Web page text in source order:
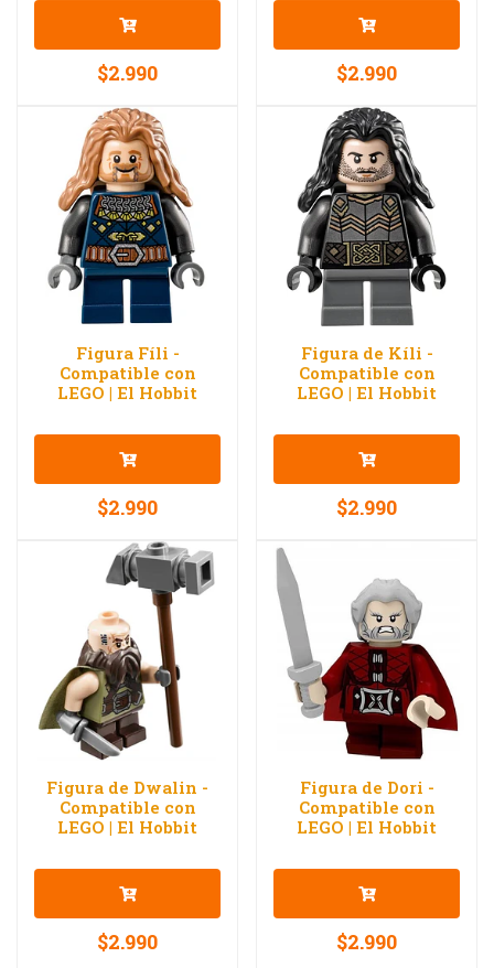
$2.990 $2.990
Figura Fíli -
Compatible con
LEGO | El Hobbit
$2.990
Figura de Kíli -
Compatible con
LEGO | El Hobbit
$2.990
Figura de Dwalin -
Compatible con
LEGO | El Hobbit
$2.990
Figura de Dori -
Compatible con
LEGO | El Hobbit
$2.990